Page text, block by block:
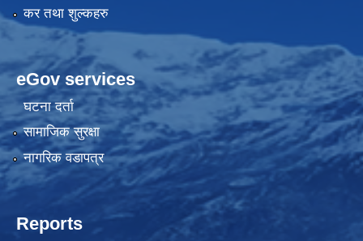
कर तथा शुल्कहरु
eGov services
घटना दर्ता
सामाजिक सुरक्षा
नागरिक वडापत्र
Reports